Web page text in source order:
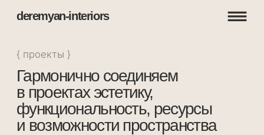
deremyan-interiors
Гармонично соединяем
функциональность, ресурсы
и возможности пространства
2021, г. Ростов-на-Дону, ЖК «Островский», S -